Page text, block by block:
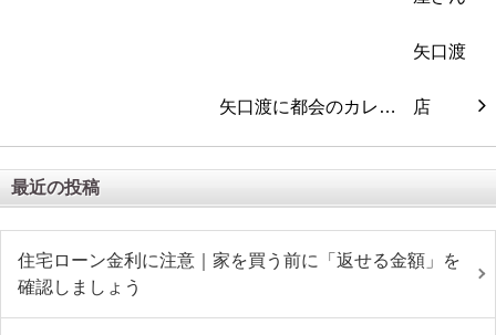
矢口渡に都会のカレ…
最近の投稿
住宅ローン金利に注意｜家を買う前に「返せる金額」を
確認しましょう